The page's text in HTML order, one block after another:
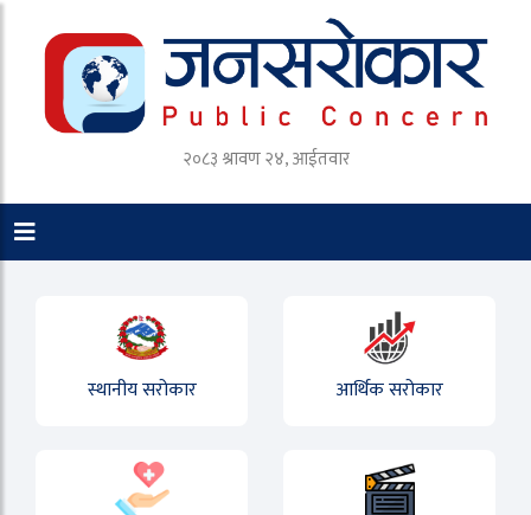
२०८३ श्रावण २४, आईतवार
स्थानीय सरोकार आर्थिक सरोकार